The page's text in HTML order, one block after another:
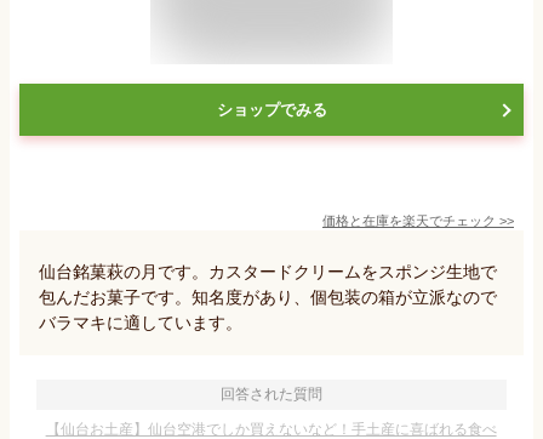
ショップでみる
価格と在庫を楽天でチェック >>
仙台銘菓萩の月です。カスタードクリームをスポンジ生地で
包んだお菓子です。知名度があり、個包装の箱が立派なので
バラマキに適しています。
回答された質問
【仙台お土産】仙台空港でしか買えないなど！手土産に喜ばれる食べ